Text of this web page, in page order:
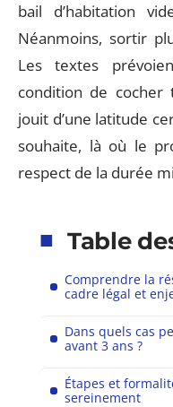
bail d’habitation
Néanmoins, sortir
Les textes
condition de cocher
jouit d’une latitude
souhaite, là où le
respect de la durée
Table
Comprendre la
cadre légal et
Dans quels cas
avant 3 ans ?
Étapes et
sereinement